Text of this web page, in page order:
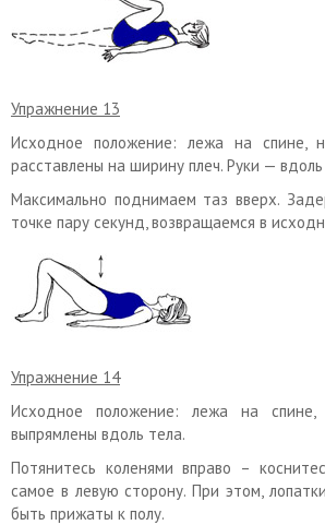
Упражнение 13
Исходное положение: лежа на спине,
расставлены на ширину плеч. Руки — вдоль
Максимально поднимаем таз вверх.
точке пару секунд, возвращаемся в
Упражнение 14
Исходное положение: лежа на спине,
выпрямлены вдоль тела.
Потянитесь коленями вправо –
самое в левую сторону. При этом,
быть прижаты к полу.